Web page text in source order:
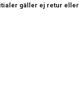
gäller ej retur eller